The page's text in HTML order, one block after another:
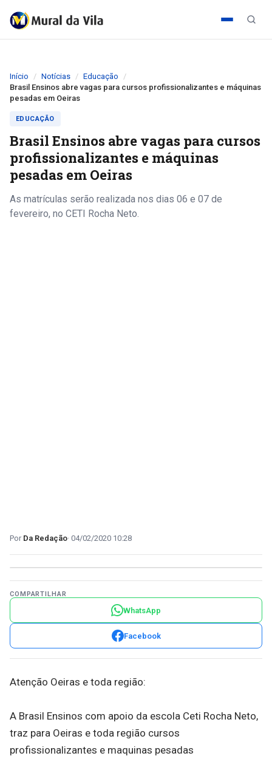
Início Notícias
Educação
Brasil Ensinos abre vagas para cursos profissionalizantes e máquinas
pesadas em Oeiras
EDUCAÇÃO
Brasil Ensinos abre vagas para cursos
profissionalizantes e máquinas
pesadas em Oeiras
As matrículas serão realizada nos dias 06 e 07 de
fevereiro, no CETI Rocha Neto.
Da Redação 04/02/2020 10:28
COMPARTILHAR
WhatsApp
Facebook
Atenção Oeiras e toda região:
A Brasil Ensinos com apoio da escola Ceti Rocha Neto,
traz para Oeiras e toda região cursos
profissionalizantes e maquinas pesadas